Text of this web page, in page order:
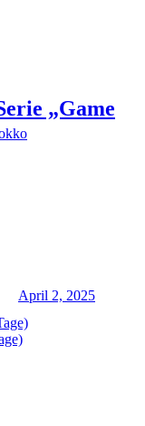
„Game
April 2, 2025